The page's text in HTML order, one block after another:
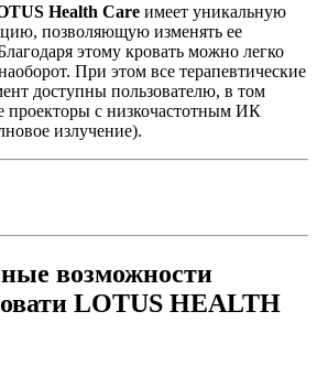
Health Care имеет уникальную
позволяющую изменять ее
этому кровать можно легко
При этом все терапевтические
доступны пользователю, в том
проекторы с низкочастотным ИК
излучение).
возможности
LOTUS HEALTH